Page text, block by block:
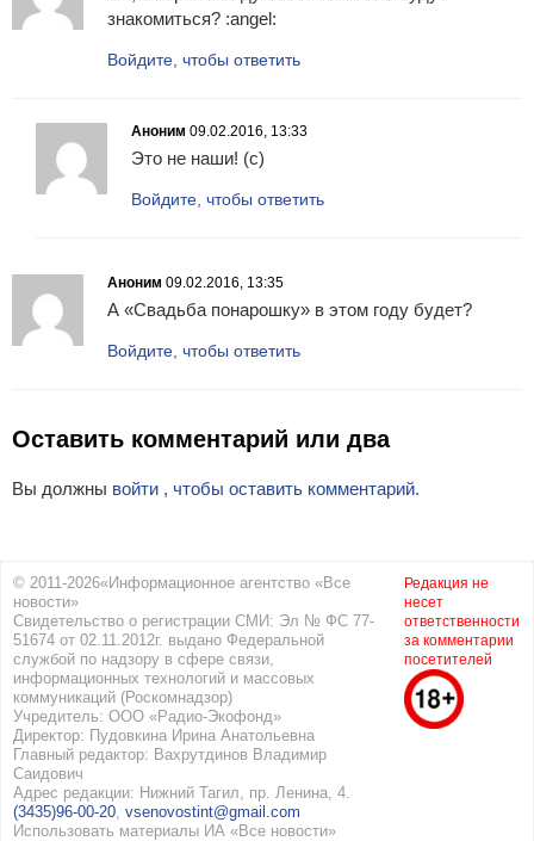
знакомиться? :angel:
Войдите, чтобы ответить
Аноним 09.02.2016, 13:33
Это не наши! (с)
Войдите, чтобы ответить
Аноним 09.02.2016, 13:35
А «Свадьба понарошку» в этом году будет?
Войдите, чтобы ответить
Оставить комментарий или два
Вы должны войти , чтобы оставить комментарий.
© 2011-2026«Информационное агентство «Все
новости»
Свидетельство о регистрации СМИ: Эл № ФС 77-
51674 от 02.11.2012г. выдано Федеральной
службой по надзору в сфере связи,
информационных технологий и массовых
коммуникаций (Роскомнадзор)
Учредитель: ООО «Радио-Экофонд»
Директор: Пудовкина Ирина Анатольевна
Главный редактор: Вахрутдинов Владимир
Саидович
Адрес редакции: Нижний Тагил, пр. Ленина, 4.
(3435)96-00-20, vsenovostint@gmail.com
Использовать материалы ИА «Все новости»
Редакция не
несет
ответственности
за комментарии
посетителей